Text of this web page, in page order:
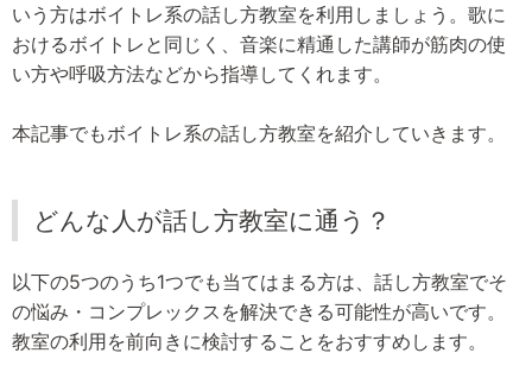
いう方はボイトレ系の話し方教室を利用しましょう。歌に
おけるボイトレと同じく、音楽に精通した講師が筋肉の使
い方や呼吸方法などから指導してくれます。
本記事でもボイトレ系の話し方教室を紹介していきます。
どんな人が話し方教室に通う？
以下の5つのうち1つでも当てはまる方は、話し方教室でそ
の悩み・コンプレックスを解決できる可能性が高いです。
教室の利用を前向きに検討することをおすすめします。